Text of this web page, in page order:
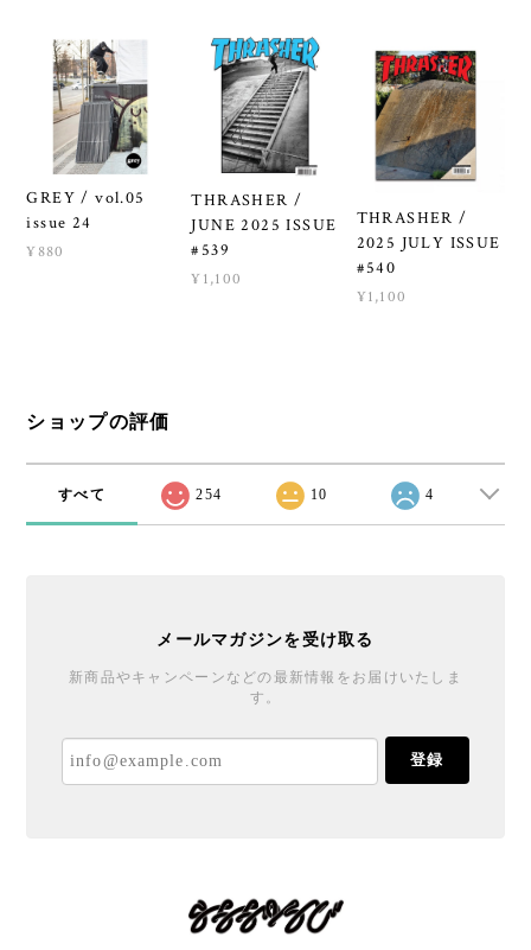
GREY / vol.05
issue 24
¥880
THRASHER /
JUNE 2025 ISSUE
#539
¥1,100
THRASHER /
2025 JULY ISSUE
#540
¥1,100
ショップの評価
すべて 254 10 4
メールマガジンを受け取る
新商品やキャンペーンなどの最新情報をお届けいたしま
す。
登録